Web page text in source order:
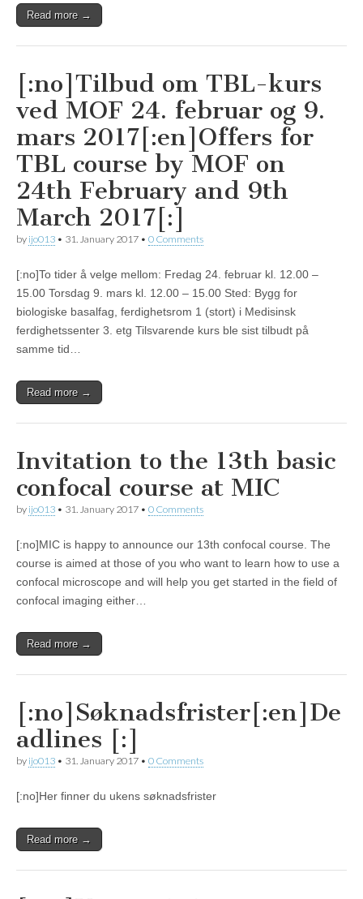
Read more →
[:no]Tilbud om TBL-kurs
ved MOF 24. februar og 9.
mars 2017[:en]Offers for
TBL course by MOF on
24th February and 9th
March 2017[:]
by ijo013 • 31. January 2017 • 0 Comments
[:no]To tider å velge mellom: Fredag 24. februar kl. 12.00 –
15.00 Torsdag 9. mars kl. 12.00 – 15.00 Sted: Bygg for
biologiske basalfag, ferdighetsrom 1 (stort) i Medisinsk
ferdighetssenter 3. etg Tilsvarende kurs ble sist tilbudt på
samme tid…
Read more →
Invitation to the 13th basic
confocal course at MIC
by ijo013 • 31. January 2017 • 0 Comments
[:no]MIC is happy to announce our 13th confocal course. The
course is aimed at those of you who want to learn how to use a
confocal microscope and will help you get started in the field of
confocal imaging either…
Read more →
[:no]Søknadsfrister[:en]De
adlines [:]
by ijo013 • 31. January 2017 • 0 Comments
[:no]Her finner du ukens søknadsfrister
Read more →